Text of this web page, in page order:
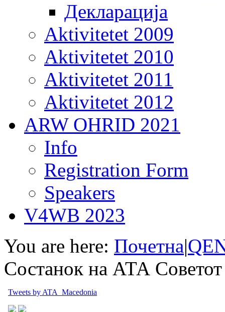
Декларација
Aktivitetet 2009
Aktivitetet 2010
Aktivitetet 2011
Aktivitetet 2012
ARW OHRID 2021
Info
Registration Form
Speakers
V4WB 2023
You are here: Почетна|
Состанок на АТА
Tweets by ATA_Macedonia